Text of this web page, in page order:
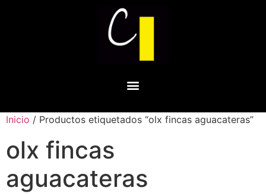
Inicio / Productos etiquetados “olx fincas aguacateras”
olx fincas
aguacateras